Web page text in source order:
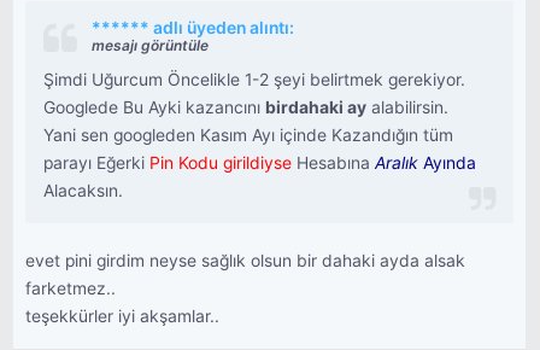
****** adlı üyeden alıntı:
mesajı görüntüle
Şimdi Uğurcum Öncelikle 1-2 şeyi belirtmek gerekiyor.
Googlede Bu Ayki kazancını birdahaki ay alabilirsin.
Yani sen googleden Kasım Ayı içinde Kazandığın tüm
parayı Eğerki Pin Kodu girildiyse HesabınaAralık Ayında
Alacaksın.
evet pini girdim neyse sağlık olsun bir dahaki ayda alsak
farketmez..
teşekkürler iyi akşamlar..